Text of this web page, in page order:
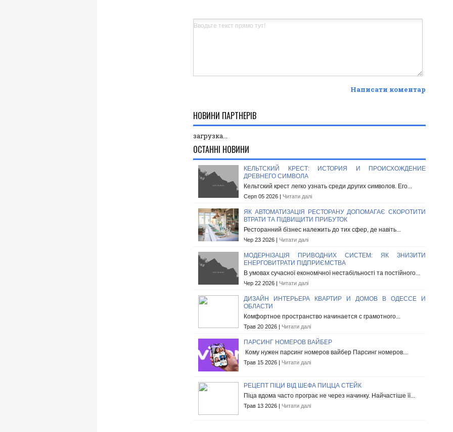
Написати коментар
НОВИНИ ПАРТНЕРІВ
загрузка...
ОСТАННІ НОВИНИ
КЕЛЬТСКИЙ КРЕСТ: ИСТОРИЯ И ПРОИСХОЖДЕНИЕ
ДРЕВНЕГО СИМВОЛА
Кельтский крест легко узнать среди других символов. Его...
Серп 05 2026 | Читати далі
ЯК АВТОМАТИЗАЦІЯ РЕСТОРАНУ ДОПОМАГАЄ СКОРОТИТИ
ВТРАТИ ТА ПІДВИЩИТИ ПРИБУТОК
Ресторанний бізнес належить до тих сфер, де навіть...
Чер 23 2026 | Читати далі
МОДЕРНІЗАЦІЯ ПРИВОДНИХ СИСТЕМ: ЯК ЗНИЗИТИ
ЕНЕРГОВИТРАТИ ПІДПРИЄМСТВА
В умовах сучасної економічної нестабільності та постійного...
Чер 22 2026 | Читати далі
ДИЗАЙН ИНТЕРЬЕРА КВАРТИР И ДОМОВ В ОДЕССЕ И
ОБЛАСТИ
Комфортное пространство начинается с грамотного...
Трав 20 2026 | Читати далі
ПАРСИНГ НОМЕРОВ ВАЙБЕР
Кому нужен парсинг номеров вайбер Парсинг номеров...
Трав 15 2026 | Читати далі
РЕЦЕПТ ПІЦИ ВІД ШЕФА ПИЦЦА СТЕЙК
Піца вдома часто програє не через начинку. Найчастіше її...
Трав 13 2026 | Читати далі